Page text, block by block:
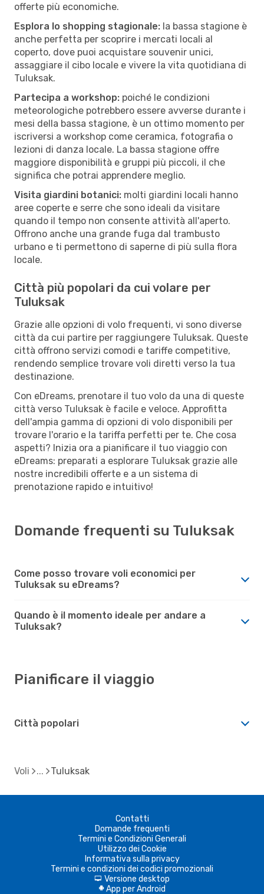
offerte più economiche.
Esplora lo shopping stagionale: la bassa stagione è
anche perfetta per scoprire i mercati locali al
coperto, dove puoi acquistare souvenir unici,
assaggiare il cibo locale e vivere la vita quotidiana di
Tuluksak.
Partecipa a workshop: poiché le condizioni
meteorologiche potrebbero essere avverse durante i
mesi della bassa stagione, è un ottimo momento per
iscriversi a workshop come ceramica, fotografia o
lezioni di danza locale. La bassa stagione offre
maggiore disponibilità e gruppi più piccoli, il che
significa che potrai apprendere meglio.
Visita giardini botanici: molti giardini locali hanno
aree coperte e serre che sono ideali da visitare
quando il tempo non consente attività all'aperto.
Offrono anche una grande fuga dal trambusto
urbano e ti permettono di saperne di più sulla flora
locale.
Città più popolari da cui volare per
Tuluksak
Grazie alle opzioni di volo frequenti, vi sono diverse
città da cui partire per raggiungere Tuluksak. Queste
città offrono servizi comodi e tariffe competitive,
rendendo semplice trovare voli diretti verso la tua
destinazione.
Con eDreams, prenotare il tuo volo da una di queste
città verso Tuluksak è facile e veloce. Approfitta
dell'ampia gamma di opzioni di volo disponibili per
trovare l'orario e la tariffa perfetti per te. Che cosa
aspetti? Inizia ora a pianificare il tuo viaggio con
eDreams: preparati a esplorare Tuluksak grazie alle
nostre incredibili offerte e a un sistema di
prenotazione rapido e intuitivo!
Domande frequenti su Tuluksak
Come posso trovare voli economici per
Tuluksak su eDreams?
Quando è il momento ideale per andare a
Tuluksak?
Pianificare il viaggio
Città popolari
Voli Tuluksak
Contatti
Domande frequenti
Termini e Condizioni Generali
Utilizzo dei Cookie
Informativa sulla privacy
Termini e condizioni dei codici promozionali
d Versione desktop
A App per Android